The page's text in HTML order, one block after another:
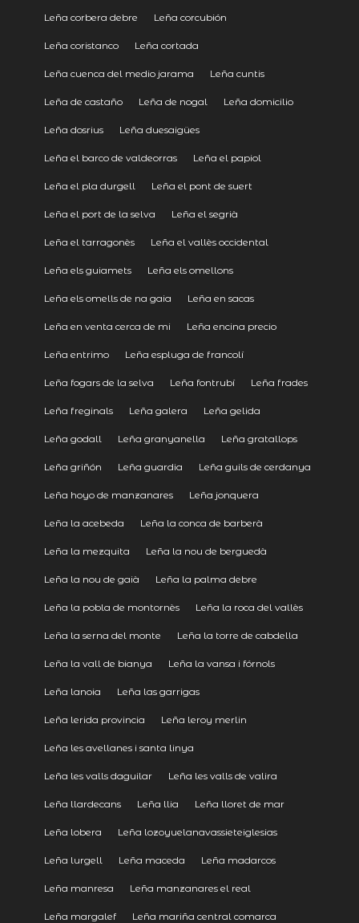
Leña corbera debre Leña corcubión
Leña coristanco Leña cortada
Leña cuenca del medio jarama Leña cuntis
Leña de castaño Leña de nogal Leña domicilio
Leña dosrius Leña duesaigües
Leña el barco de valdeorras Leña el papiol
Leña el pla durgell Leña el pont de suert
Leña el port de la selva Leña el segrià
Leña el tarragonès Leña el vallès occidental
Leña els guiamets Leña els omellons
Leña els omells de na gaia Leña en sacas
Leña en venta cerca de mi Leña encina precio
Leña entrimo Leña espluga de francolí
Leña fogars de la selva Leña fontrubí Leña frades
Leña freginals Leña galera Leña gelida
Leña godall Leña granyanella Leña gratallops
Leña griñón Leña guardia Leña guils de cerdanya
Leña hoyo de manzanares Leña jonquera
Leña la acebeda Leña la conca de barberà
Leña la mezquita Leña la nou de berguedà
Leña la nou de gaià Leña la palma debre
Leña la pobla de montornès Leña la roca del vallès
Leña la serna del monte Leña la torre de cabdella
Leña la vall de bianya Leña la vansa i fórnols
Leña lanoia Leña las garrigas
Leña lerida provincia Leña leroy merlin
Leña les avellanes i santa linya
Leña les valls daguilar Leña les valls de valira
Leña llardecans Leña llia Leña lloret de mar
Leña lobera Leña lozoyuelanavassieteiglesias
Leña lurgell Leña maceda Leña madarcos
Leña manresa Leña manzanares el real
Leña margalef Leña mariña central comarca